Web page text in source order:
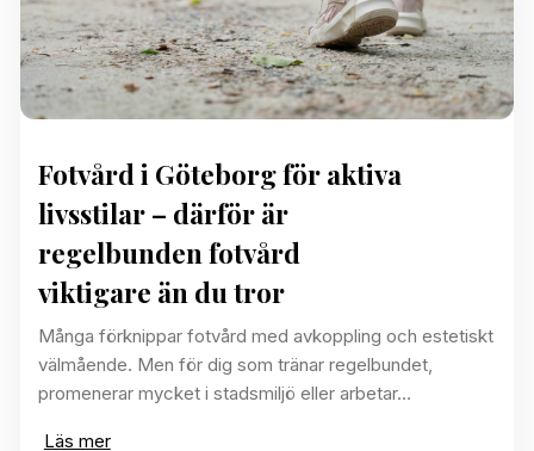
Fotvård i Göteborg för aktiva
livsstilar – därför är
regelbunden fotvård
viktigare än du tror
Många förknippar fotvård med avkoppling och estetiskt
välmående. Men för dig som tränar regelbundet,
promenerar mycket i stadsmiljö eller arbetar…
Läs mer